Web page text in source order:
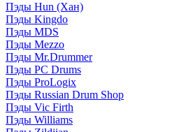
Пэды Hun (Хан)
Пэды Kingdo
Пэды MDS
Пэды Mezzo
Пэды Mr.Drummer
Пэды PC Drums
Пэды ProLogix
Пэды Russian Drum Shop
Пэды Vic Firth
Пэды Williams